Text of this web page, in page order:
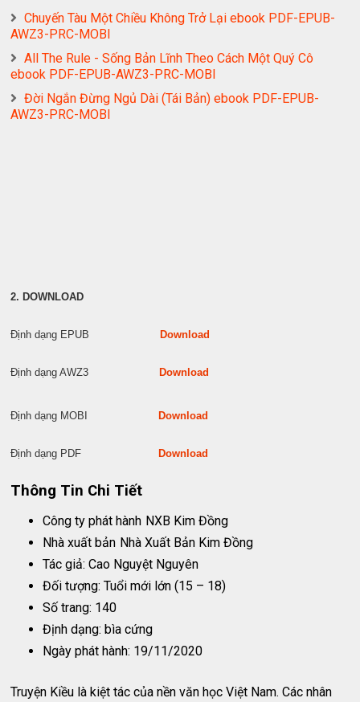
Chuyến Tàu Một Chiều Không Trở Lại ebook PDF-EPUB-
AWZ3-PRC-MOBI
All The Rule - Sống Bản Lĩnh Theo Cách Một Quý Cô
ebook PDF-EPUB-AWZ3-PRC-MOBI
Đời Ngắn Đừng Ngủ Dài (Tái Bản) ebook PDF-EPUB-
AWZ3-PRC-MOBI
2. DOWNLOAD
Định dạng EPUB Download
Định dạng AWZ3 Download
Định dạng MOBI Download
Định dạng PDF Download
Thông Tin Chi Tiết
Công ty phát hành NXB Kim Đồng
Nhà xuất bản Nhà Xuất Bản Kim Đồng
Tác giả: Cao Nguyệt Nguyên
Đối tượng: Tuổi mới lớn (15 – 18)
Số trang: 140
Định dạng: bìa cứng
Ngày phát hành: 19/11/2020
Truyện Kiều là kiệt tác của nền văn học Việt Nam. Các nhân